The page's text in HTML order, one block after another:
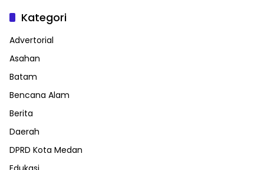
Kategori
Advertorial
Asahan
Batam
Bencana Alam
Berita
Daerah
DPRD Kota Medan